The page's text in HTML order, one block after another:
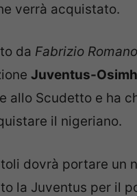
verrà acquistato.
da Fabrizio Romano
Juventus-
allo Scudetto e ha
il nigeriano.
dovrà portare un
la Juventus per il